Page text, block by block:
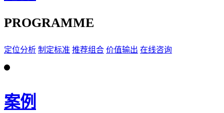
PROGRAMME
定位分析 制定标准 推荐组合 价值输出 在线咨询
案例